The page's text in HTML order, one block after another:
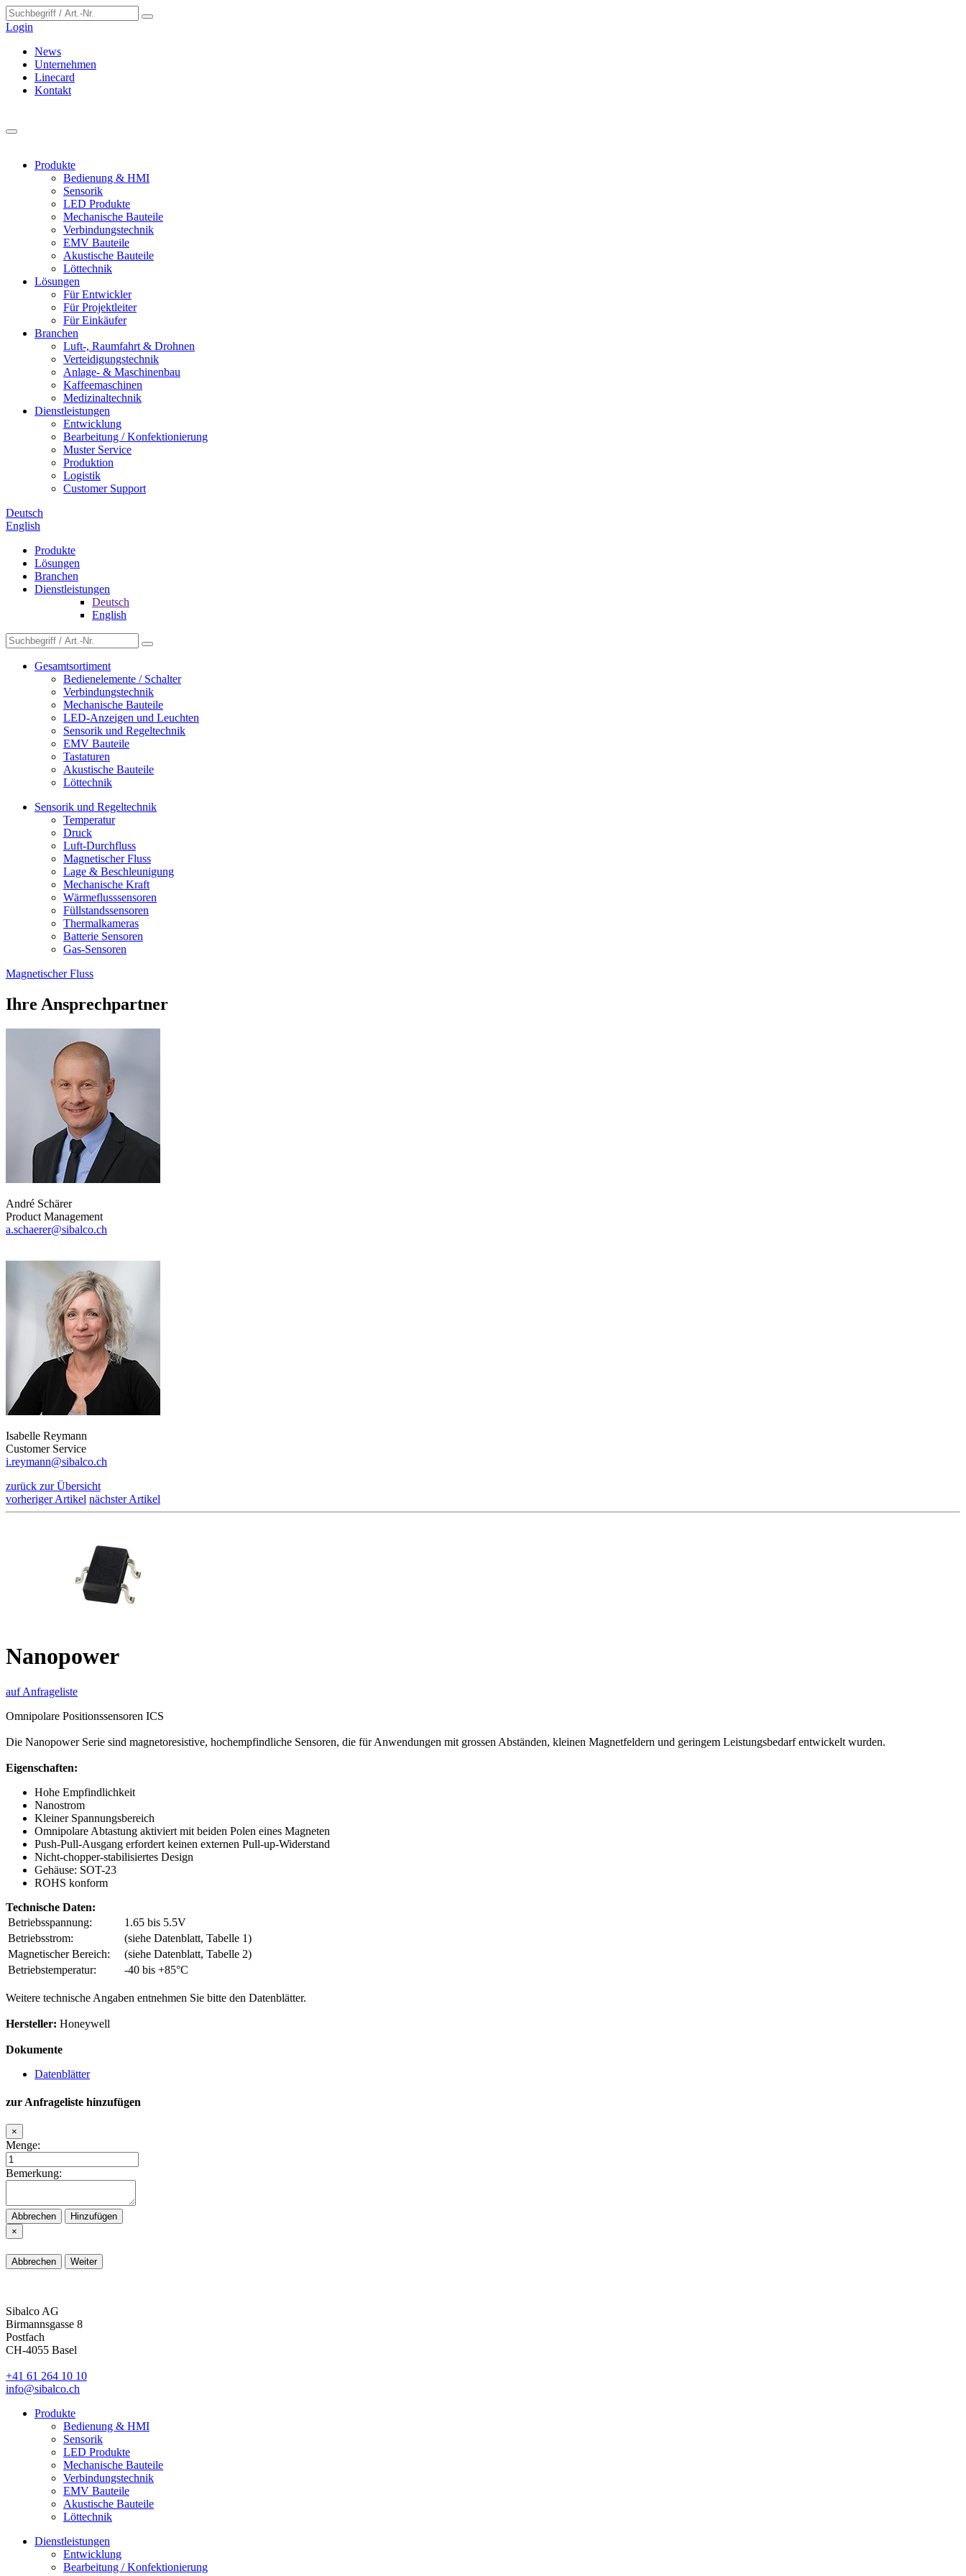
Login
News
Unternehmen
Linecard
Kontakt
Produkte
Bedienung & HMI
Sensorik
LED Produkte
Mechanische Bauteile
Verbindungstechnik
EMV Bauteile
Akustische Bauteile
Löttechnik
Lösungen
Für Entwickler
Für Projektleiter
Für Einkäufer
Branchen
Luft-, Raumfahrt & Drohnen
Verteidigungstechnik
Anlage- & Maschinenbau
Kaffeemaschinen
Medizinaltechnik
Dienstleistungen
Entwicklung
Bearbeitung / Konfektionierung
Muster Service
Produktion
Logistik
Customer Support
Deutsch
English
Produkte
Lösungen
Branchen
Dienstleistungen
Deutsch
English
Gesamtsortiment
Bedienelemente / Schalter
Verbindungstechnik
Mechanische Bauteile
LED-Anzeigen und Leuchten
Sensorik und Regeltechnik
EMV Bauteile
Tastaturen
Akustische Bauteile
Löttechnik
Sensorik und Regeltechnik
Temperatur
Druck
Luft-Durchfluss
Magnetischer Fluss
Lage & Beschleunigung
Mechanische Kraft
Wärmeflusssensoren
Füllstandssensoren
Thermalkameras
Batterie Sensoren
Gas-Sensoren
Magnetischer Fluss
Ihre Ansprechpartner
André Schärer
Product Management
a.schaerer@sibalco.ch
Isabelle Reymann
Customer Service
i.reymann@sibalco.ch
zurück zur Übersicht
vorheriger Artikel nächster Artikel
Nanopower
auf Anfrageliste
Omnipolare Positionssensoren ICS
Die Nanopower Serie sind magnetoresistive, hochempfindliche Sensoren, die für Anwendungen mit grossen Abständen, kleinen Magnetfeldern und geringem Leistungsbedarf entwickelt wurden.
Eigenschaften:
Hohe Empfindlichkeit
Nanostrom
Kleiner Spannungsbereich
Omnipolare Abtastung aktiviert mit beiden Polen eines Magneten
Push-Pull-Ausgang erfordert keinen externen Pull-up-Widerstand
Nicht-chopper-stabilisiertes Design
Gehäuse: SOT-23
ROHS konform
Technische Daten:
Betriebsspannung:
1.65 bis 5.5V
Betriebsstrom:
(siehe Datenblatt, Tabelle 1)
Magnetischer Bereich:
(siehe Datenblatt, Tabelle 2)
Betriebstemperatur:
-40 bis +85°C
Weitere technische Angaben entnehmen Sie bitte den Datenblätter.
Hersteller: Honeywell
Dokumente
Datenblätter
zur Anfrageliste hinzufügen
×
Menge:
Bemerkung:
Abbrechen
Hinzufügen
×
Abbrechen Weiter
Sibalco AG
Birmannsgasse 8
Postfach
CH-4055 Basel
+41 61 264 10 10
info@sibalco.ch
Produkte
Bedienung & HMI
Sensorik
LED Produkte
Mechanische Bauteile
Verbindungstechnik
EMV Bauteile
Akustische Bauteile
Löttechnik
Dienstleistungen
Entwicklung
Bearbeitung / Konfektionierung
Cookie-Einstellungen